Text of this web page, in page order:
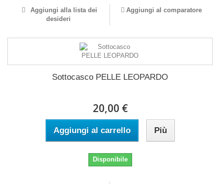
Aggiungi alla lista dei
desideri
Aggiungi al comparatore
Sottocasco PELLE LEOPARDO
20,00 €
Aggiungi al carrello Più
Disponibile